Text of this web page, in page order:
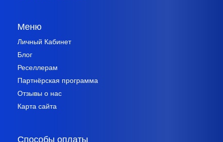
Меню
Личный Кабинет
Блог
Реселлерам
Партнёрская программа
Отзывы о нас
Карта сайта
Способы оплаты